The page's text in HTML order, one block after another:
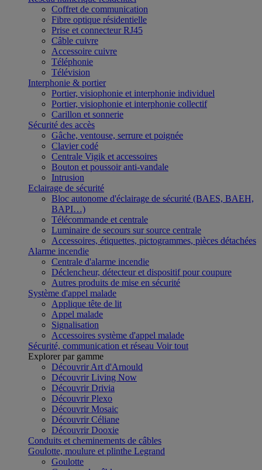
Coffret de communication
Fibre optique résidentielle
Prise et connecteur RJ45
Câble cuivre
Accessoire cuivre
Téléphonie
Télévision
Interphonie & portier
Portier, visiophonie et interphonie individuel
Portier, visiophonie et interphonie collectif
Carillon et sonnerie
Sécurité des accès
Gâche, ventouse, serrure et poignée
Clavier codé
Centrale Vigik et accessoires
Bouton et poussoir anti-vandale
Intrusion
Eclairage de sécurité
Bloc autonome d'éclairage de sécurité (BAES, BAEH,
BAPI…)
Télécommande et centrale
Luminaire de secours sur source centrale
Accessoires, étiquettes, pictogrammes, pièces détachées
Alarme incendie
Centrale d'alarme incendie
Déclencheur, détecteur et dispositif pour coupure
Autres produits de mise en sécurité
Système d'appel malade
Applique tête de lit
Appel malade
Signalisation
Accessoires système d'appel malade
Sécurité, communication et réseau Voir tout
Explorer par gamme
Découvrir Art d'Arnould
Découvrir Living Now
Découvrir Drivia
Découvrir Plexo
Découvrir Mosaic
Découvrir Céliane
Découvrir Dooxie
Conduits et cheminements de câbles
Goulotte, moulure et plinthe Legrand
Goulotte